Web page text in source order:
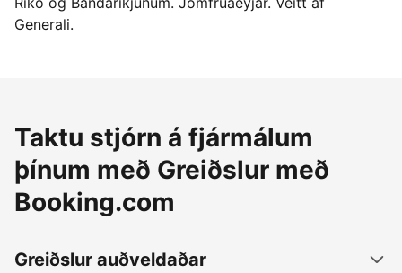
Generali.
Taktu stjórn á fjármálum
þínum með Greiðslur með
Booking.com
Greiðslur auðveldaðar